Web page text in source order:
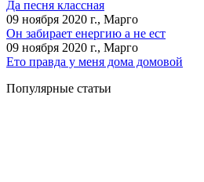
Да песня классная
09 ноября 2020 г., Марго
Он забирает енергию а не ест
09 ноября 2020 г., Марго
Ето правда у меня дома домовой
Популярные статьи